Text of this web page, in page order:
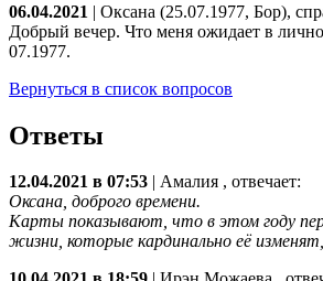
06.04.2021 | Оксана (25.07.1977, Бор),
Добрый вечер. Что меня ожидает в
07.1977.
Вернуться в список вопросов
Ответы
12.04.2021 в 07:53 Амалия , отвечает:
Оксана, доброго времени.
Карты показывают, что в этом году
жизни, которые кардинально её